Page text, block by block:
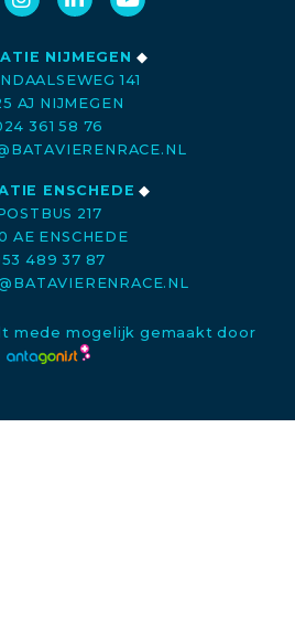
NIJMEGEN ◆
141
AJ NIJMEGEN
361 58 76
ENSCHEDE ◆
217
AE ENSCHEDE
489 37 87
mede mogelijk gemaakt door